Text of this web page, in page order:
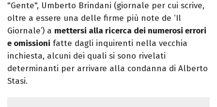
"Gente", Umberto Brindani (giornale per cui scrive,
oltre a essere una delle firme più note de ‘Il
Giornale’) a mettersi alla ricerca dei numerosi errori
e omissioni fatte dagli inquirenti nella vecchia
inchiesta, alcuni dei quali si sono rivelati
determinanti per arrivare alla condanna di Alberto
Stasi.